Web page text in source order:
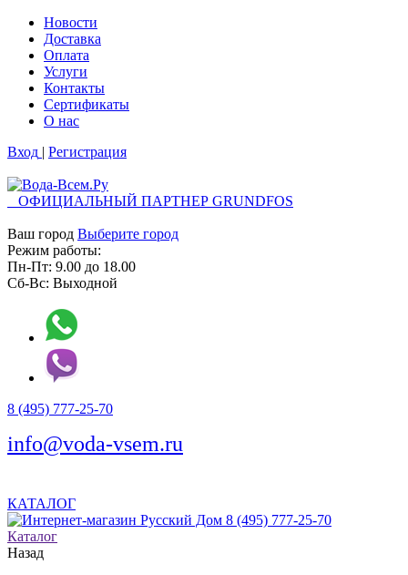
Новости
Доставка
Оплата
Услуги
Контакты
Cертификаты
О нас
Вход | Регистрация
ОФИЦИАЛЬНЫЙ ПАРТНЕР GRUNDFOS
Ваш город Выберите город
Режим работы:
Пн-Пт: 9.00 до 18.00
Сб-Вс: Выходной
8 (495) 777-25-70
info@voda-vsem.ru
КАТАЛОГ
8 (495) 777-25-70
Каталог
Назад